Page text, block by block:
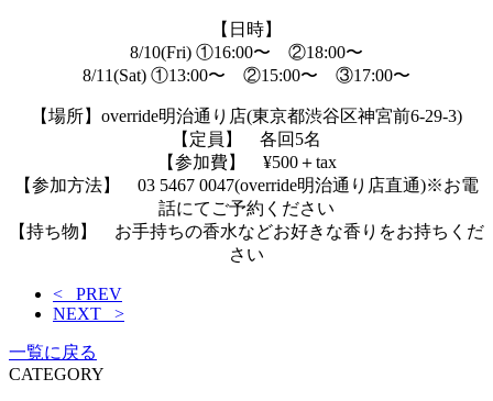
【日時】
8/10(Fri) ①16:00〜 ②18:00〜
8/11(Sat) ①13:00〜 ②15:00〜 ③17:00〜
【場所】override明治通り店(東京都渋谷区神宮前6-29-3)
【定員】 各回5名
【参加費】 ¥500＋tax
【参加方法】 03 5467 0047(override明治通り店直通)※お電
話にてご予約ください
【持ち物】 お手持ちの香水などお好きな香りをお持ちくだ
さい
< PREV
NEXT >
一覧に戻る
CATEGORY